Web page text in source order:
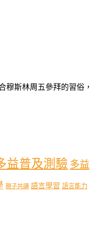
穆斯林周五參拜的習俗，
益普及測驗 多益
親子共讀 語言學習 語言能力